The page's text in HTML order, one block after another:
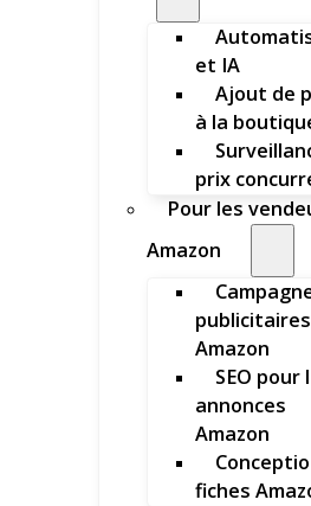
et IA
Ajout de
à la
prix
Pour les
Amazon
publicitaires
Amazon
SEO pour
annonces
Amazon
fiches